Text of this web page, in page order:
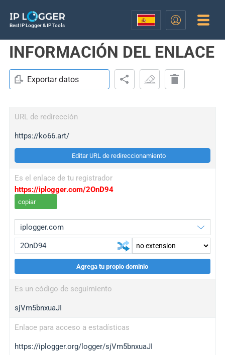
Best IP Logger & IP Tools
INFORMACIÓN DEL ENLACE
Exportar datos
URL de redirección
https://ko66.art/
Editar URL de redireccionamiento
Es el enlace de tu registrador
https://iplogger.com/2OnD94
copiar
wl.gl
ed.tc
iplogger.com
Agrega tu propio dominio
Es un código de seguimiento
sjVm5bnxuaJI
Enlace para acceso a estadísticas
https://iplogger.org/logger/sjVm5bnxuaJI